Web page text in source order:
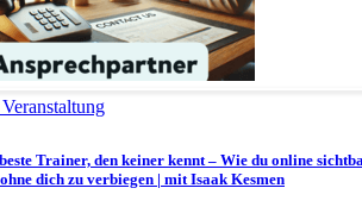
Veranstaltung
Trainer, den keiner kennt – Wie du online
dich zu verbiegen | mit Isaak Kesmen